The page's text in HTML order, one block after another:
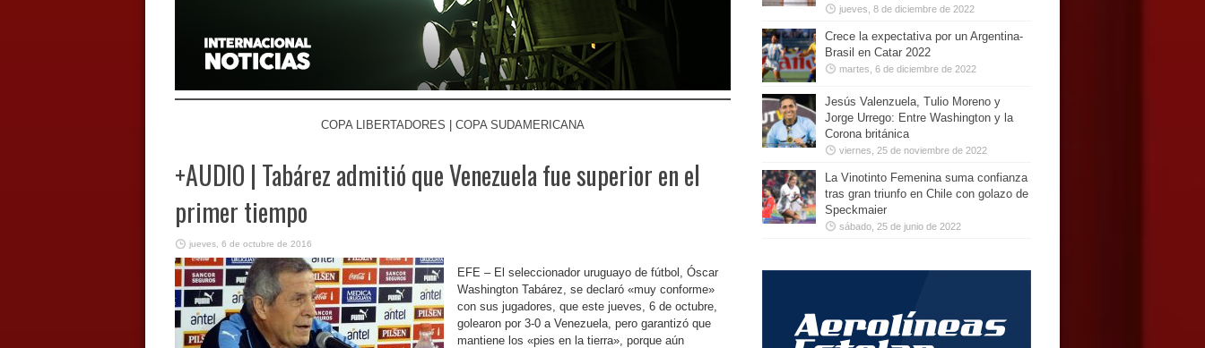
COPA LIBERTADORES | COPA SUDAMERICANA
+AUDIO | Tabárez admitió que Venezuela fue superior en el
primer tiempo
jueves, 6 de octubre de 2016
EFE – El seleccionador uruguayo de fútbol, Óscar
Washington Tabárez, se declaró «muy conforme»
con sus jugadores, que este jueves, 6 de octubre,
golearon por 3-0 a Venezuela, pero garantizó que
mantiene los «pies en la tierra», porque aún
jueves, 8 de diciembre de 2022
Crece la expectativa por un Argentina-
Brasil en Catar 2022
martes, 6 de diciembre de 2022
Jesús Valenzuela, Tulio Moreno y
Jorge Urrego: Entre Washington y la
Corona británica
viernes, 25 de noviembre de 2022
La Vinotinto Femenina suma confianza
tras gran triunfo en Chile con golazo de
Speckmaier
sábado, 25 de junio de 2022